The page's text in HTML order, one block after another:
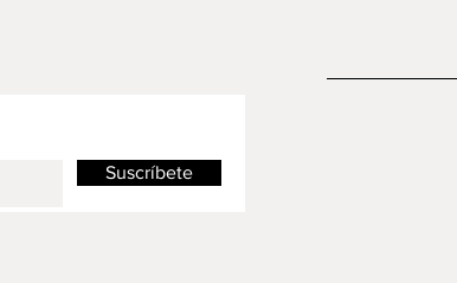
Suscríbete